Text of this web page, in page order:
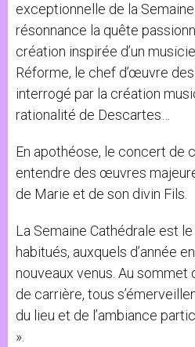
exceptionnelle de la
résonnance la quête
création inspirée d’un
Réforme, le chef d’œuvre
interrogé par la création
rationalité de Descartes…
En apothéose, le concert de
entendre des œuvres
de Marie et de son divin Fils.
La Semaine Cathédrale est
habitués, auxquels d’année
nouveaux venus. Au sommet
de carrière, tous
du lieu et de l’ambiance
».